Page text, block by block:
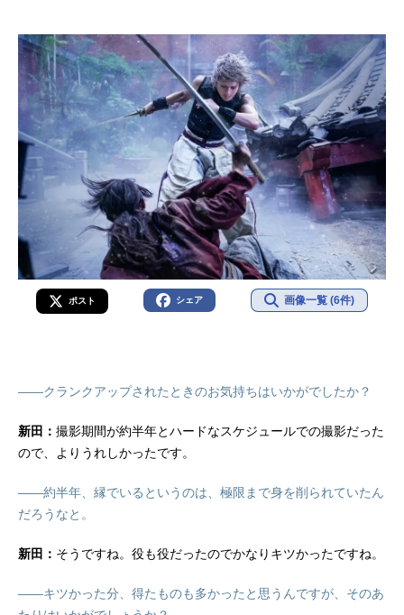
ポスト シェア 画像一覧 (6件)
——クランクアップされたときのお気持ちはいかがでしたか？
新田： 撮影期間が約半年とハードなスケジュールでの撮影だった
ので、よりうれしかったです。
——約半年、縁でいるというのは、極限まで身を削られていたん
だろうなと。
新田： そうですね。役も役だったのでかなりキツかったですね。
——キツかった分、得たものも多かったと思うんですが、そのあ